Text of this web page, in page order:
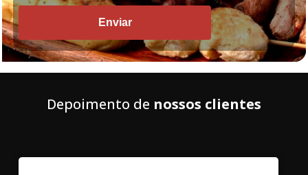
Depoimento de nossos clientes